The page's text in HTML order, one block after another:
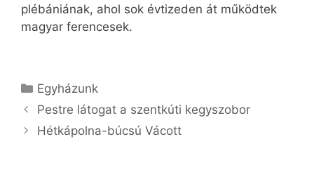
plébániának, ahol sok évtizeden át működtek
magyar ferencesek.
Kategória
Egyházunk
Pestre látogat a szentkúti kegyszobor
Hétkápolna-búcsú Vácott